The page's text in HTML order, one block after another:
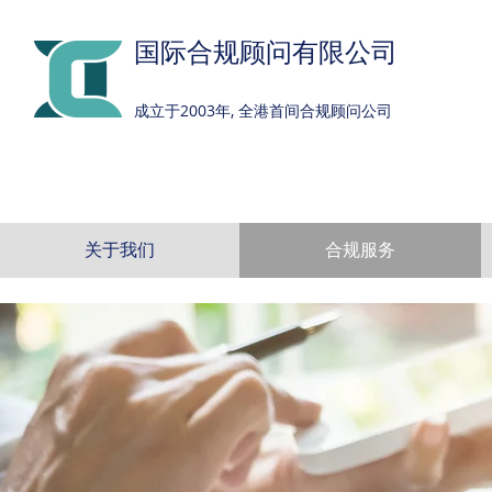
国际合规顾问有限公司
成立于2003年, 全港首间合规顾问公司
关于我们 合规服务